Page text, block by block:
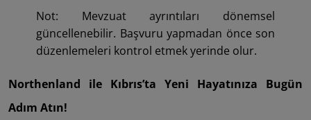
Not: Mevzuat ayrıntıları dönemsel
güncellenebilir. Başvuru yapmadan önce son
düzenlemeleri kontrol etmek yerinde olur.
Northenland ile Kıbrıs’ta Yeni Hayatınıza Bugün
Adım Atın!